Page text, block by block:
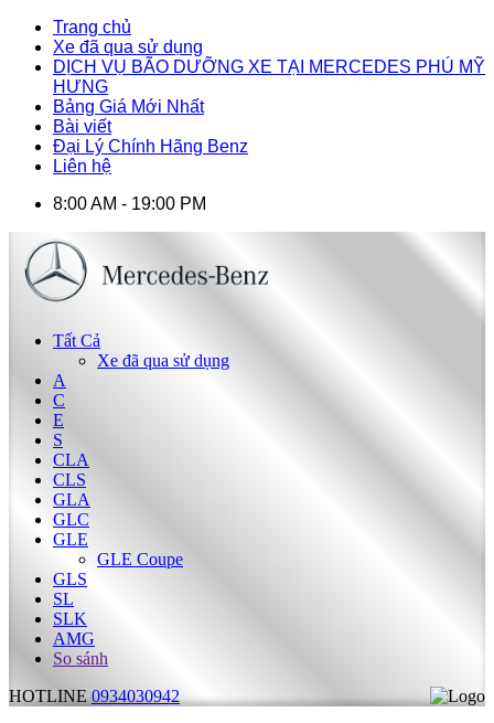
Trang chủ
Xe đã qua sử dụng
DỊCH VỤ BÃO DƯỠNG XE TẠI MERCEDES PHÚ MỸ
HƯNG
Bảng Giá Mới Nhất
Bài viết
Đại Lý Chính Hãng Benz
Liên hệ
8:00 AM - 19:00 PM
Tất Cả
Xe đã qua sử dụng
A
C
E
S
CLA
CLS
GLA
GLC
GLE
GLE Coupe
GLS
SL
SLK
AMG
So sánh
HOTLINE 0934030942